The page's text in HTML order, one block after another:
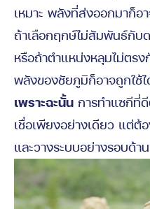
เหมาะ พลังที่ส่งออกมาก็อ
ถ้าเลือกฤกษ์ไม่สัมพันธ์กั
หรือถ้าตำแหน่งหลุมไม่ตร
พลังของชัยภูมิก็อาจถูกใช้ไ
เพราะฉะนั้น การทำแซกีที่ดี
เชื่อเพียงอย่างเดียว แต่
และวางระบบอย่างรอบด้าน